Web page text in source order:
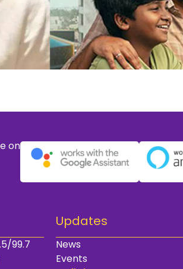
on
99.7
Updates
News
Events